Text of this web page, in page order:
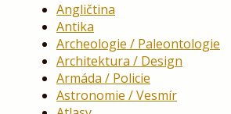
Angličtina
Antika
Archeologie / Paleontologie
Architektura / Design
Armáda / Policie
Astronomie / Vesmír